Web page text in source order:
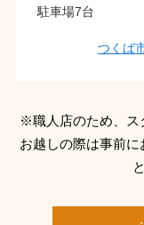
駐車場7台
つくば
※職人店のため、ス
お越しの際は事前